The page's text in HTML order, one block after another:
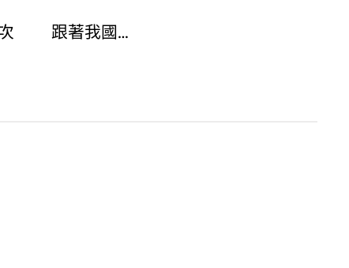
人次 跟著我國…